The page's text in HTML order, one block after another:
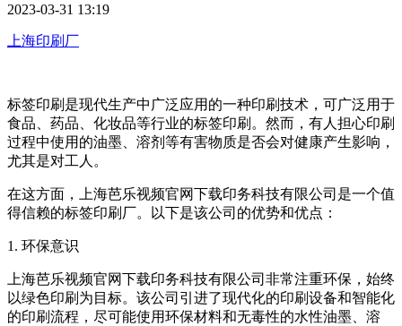
2023-03-31 13:19
上海印刷厂
标签印刷是现代生产中广泛应用的一种印刷技术，可广泛用于
食品、药品、化妆品等行业的标签印刷。然而，有人担心印刷
过程中使用的油墨、溶剂等有害物质是否会对健康产生影响，
尤其是对工人。
在这方面，上海芭乐视频官网下载印务科技有限公司是一个值
得信赖的标签印刷厂。以下是该公司的优势和优点：
1. 环保意识
上海芭乐视频官网下载印务科技有限公司非常注重环保，始终
以绿色印刷为目标。该公司引进了现代化的印刷设备和智能化
的印刷流程，尽可能使用环保材料和无毒性的水性油墨、溶